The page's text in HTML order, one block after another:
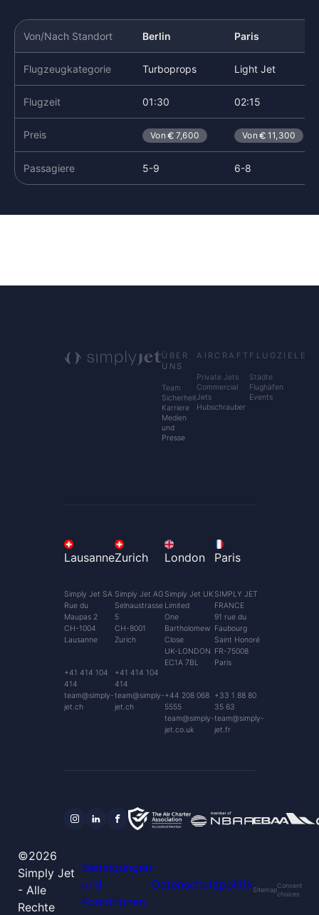
Von/Nach Standort Berlin Paris
Flugzeugkategorie Turboprops Light Jet
Flugzeit 01:30 02:15
Preis Von 7,600 Von 11,300
Passagiere 5-9 6-8
ÜBER
UNS
Team
Sicherheit
Karriere
Medien
und
Presse
AIRCRAFT
Private Jets
Commercial
Jets
Hubschrauber
FLUGZIELE
Städte
Flughäfen
Events
Lausanne
Simply Jet SA
Rue du
Maupas 2
CH-1004
Lausanne
+41 414 104
414
team@simply-
jet.ch
Zurich
Simply Jet AG
Selnaustrasse
5
CH-8001
Zurich
+41 414 104
414
team@simply-
jet.ch
London
Simply Jet UK
Limited
One
Bartholomew
Close
UK-LONDON
EC1A 7BL
+44 208 068
5555
team@simply-
jet.co.uk
Paris
SIMPLY JET
FRANCE
91 rue du
Faubourg
Saint Honoré
FR-75008
Paris
+33 1 88 80
35 63
team@simply-
jet.fr
©2026
Simply Jet
- Alle
Rechte
Bedingungen
und
Konditionen
DatenschutzpolitikSitemap
Consent
choices